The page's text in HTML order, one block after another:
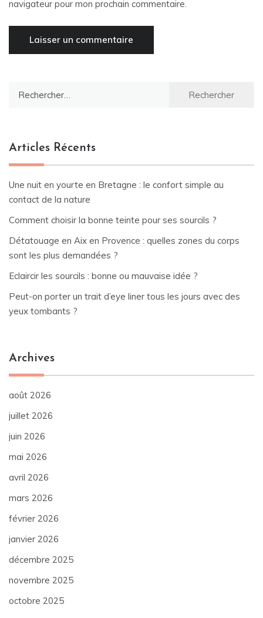
navigateur pour mon prochain commentaire.
Articles Récents
Une nuit en yourte en Bretagne : le confort simple au
contact de la nature
Comment choisir la bonne teinte pour ses sourcils ?
Détatouage en Aix en Provence : quelles zones du corps
sont les plus demandées ?
Eclaircir les sourcils : bonne ou mauvaise idée ?
Peut-on porter un trait d’eye liner tous les jours avec des
yeux tombants ?
Archives
août 2026
juillet 2026
juin 2026
mai 2026
avril 2026
mars 2026
février 2026
janvier 2026
décembre 2025
novembre 2025
octobre 2025